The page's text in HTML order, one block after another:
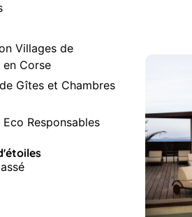
Villages de
en Corse
Gîtes et Chambres
Eco Responsables